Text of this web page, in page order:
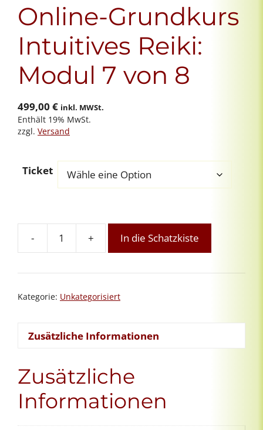
Online-Grundkurs
Intuitives Reiki:
Modul 7 von 8
499,00 € inkl. MWSt.
Enthält 19% MwSt.
zzgl. Versand
Ticket
-
Online-
Intuitives
Modul
von
+ In die Schatzkiste
Kategorie: Unkategorisiert
Zusätzliche Informationen
Zusätzliche
Informationen